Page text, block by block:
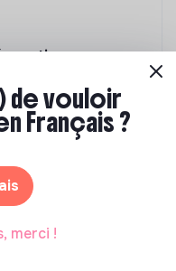
2025
de vouloir
Français ?
merci !